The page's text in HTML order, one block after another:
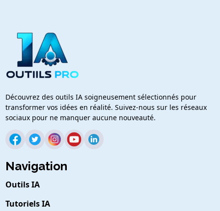
Découvrez des outils IA soigneusement sélectionnés pour
transformer vos idées en réalité. Suivez-nous sur les réseaux
sociaux pour ne manquer aucune nouveauté.
Navigation
Outils IA
Tutoriels IA